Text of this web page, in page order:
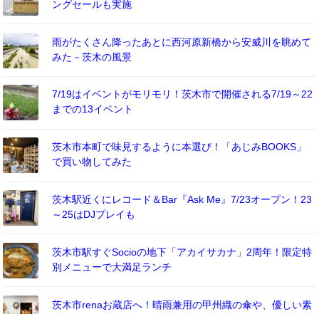
ングセールも実施
雨がたくさん降ったあとに西河原新橋から安威川を眺めて
みた－茨木の風景
7/19はイベントがモリモリ！茨木市で開催される7/19～22
までの13イベント
茨木市本町で味見するように本選び！「あじみBOOKS」
で買い物してみた
茨木駅近くにレコード＆Bar『Ask Me』7/23オープン！23
～25はDJプレイも
茨木市駅すぐSocioの地下「アカイサカナ」2周年！限定特
別メニューで大満足ランチ
茨木市renaお蔵店へ！晴雨兼用の甲州織の傘や、優しい素